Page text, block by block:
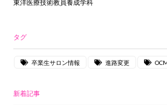
東洋医療技術教員養成学科
タグ
卒業生サロン情報 進路変更
新着記事